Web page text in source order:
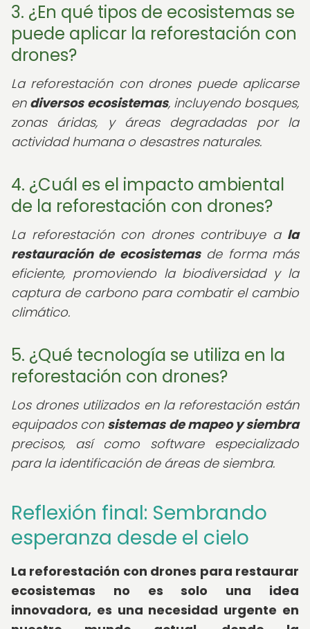
3. ¿En qué tipos de ecosistemas se
puede aplicar la reforestación con
drones?
La reforestación con drones puede aplicarse
en diversos ecosistemas, incluyendo bosques,
zonas áridas, y áreas degradadas por la
actividad humana o desastres naturales.
4. ¿Cuál es el impacto ambiental
de la reforestación con drones?
La reforestación con drones contribuye a la
restauración de ecosistemasde forma más
eficiente, promoviendo la biodiversidad y la
captura de carbono para combatir el cambio
climático.
5. ¿Qué tecnología se utiliza en la
reforestación con drones?
Los drones utilizados en la reforestación están
equipados con sistemas de mapeo y siembra
precisos, así como software especializado
para la identificación de áreas de siembra.
Reflexión final: Sembrando
esperanza desde el cielo
La reforestación con drones para restaurar
ecosistemas no es solo una idea
innovadora, es una necesidad urgente en